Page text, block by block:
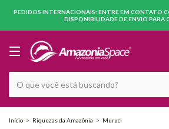
PEDIDOS INTERNACIONAIS: ENTRE EM CONTATO
DISPONIBILIDADE DE ENVIO PARA
Início > Riquezas da Amazônia > Muruci